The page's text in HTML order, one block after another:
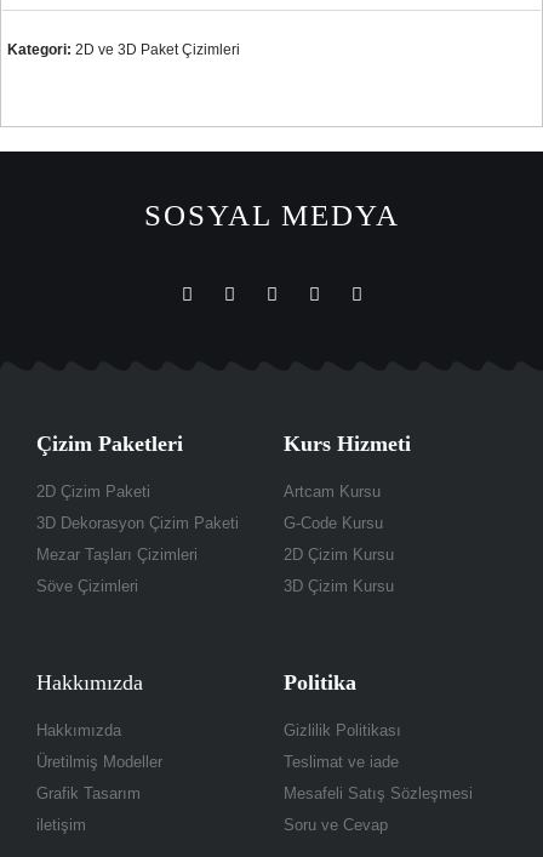
Kategori: 2D ve 3D Paket Çizimleri
SOSYAL MEDYA
Çizim Paketleri
2D Çizim Paketi
3D Dekorasyon Çizim Paketi
Mezar Taşları Çizimleri
Söve Çizimleri
Kurs Hizmeti
Artcam Kursu
G-Code Kursu
2D Çizim Kursu
3D Çizim Kursu
Hakkımızda
Hakkımızda
Üretilmiş Modeller
Grafik Tasarım
iletişim
Politika
Gizlilik Politikası
Teslimat ve iade
Mesafeli Satış Sözleşmesi
Soru ve Cevap